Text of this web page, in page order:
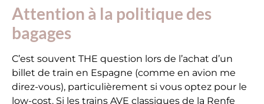
Attention à la politique des
bagages
C’est souvent THE question lors de l’achat d’un
billet de train en Espagne (comme en avion me
direz-vous), particulièrement si vous optez pour le
low-cost. Si les trains AVE classiques de la Renfe